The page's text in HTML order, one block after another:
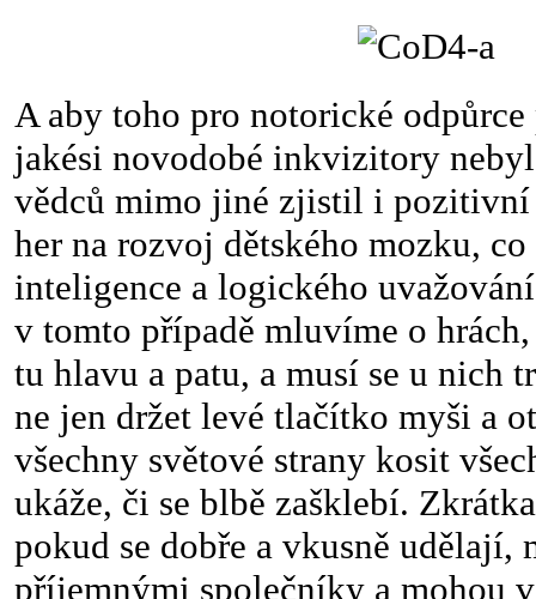
A aby toho pro notorické
jakési novodobé inkvizitory
vědců mimo jiné zjistil i
her na rozvoj dětského mozku,
inteligence a logického
v tomto případě mluvíme o
tu hlavu a patu, a musí se u nich
ne jen držet levé tlačítko myši a
všechny světové strany kosit
ukáže, či se blbě zašklebí.
pokud se dobře a vkusně udělají,
příjemnými společníky a mohou